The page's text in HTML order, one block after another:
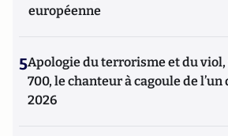
européenne
5Apologie du terrorisme et du
700, le chanteur à cagoule de l’un
2026